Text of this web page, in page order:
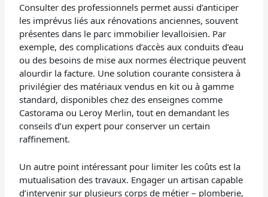
Consulter des professionnels permet aussi d’anticiper
les imprévus liés aux rénovations anciennes, souvent
présentes dans le parc immobilier levalloisien. Par
exemple, des complications d’accès aux conduits d’eau
ou des besoins de mise aux normes électrique peuvent
alourdir la facture. Une solution courante consistera à
privilégier des matériaux vendus en kit ou à gamme
standard, disponibles chez des enseignes comme
Castorama ou Leroy Merlin, tout en demandant les
conseils d’un expert pour conserver un certain
raffinement.
Un autre point intéressant pour limiter les coûts est la
mutualisation des travaux. Engager un artisan capable
d’intervenir sur plusieurs corps de métier – plomberie,